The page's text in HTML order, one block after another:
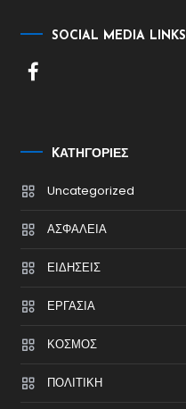
SOCIAL MEDIA LINKS
KΑΤΗΓΟΡΊΕΣ
Uncategorized
ΑΣΦΑΛΕΙΑ
ΕΙΔΗΣΕΙΣ
ΕΡΓΑΣΙΑ
ΚΟΣΜΟΣ
ΠΟΛΙΤΙΚΗ